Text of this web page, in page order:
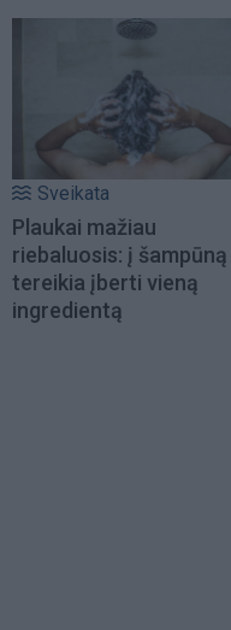
Sveikata
Plaukai mažiau
riebaluosis: į šampūną
tereikia įberti vieną
ingredientą